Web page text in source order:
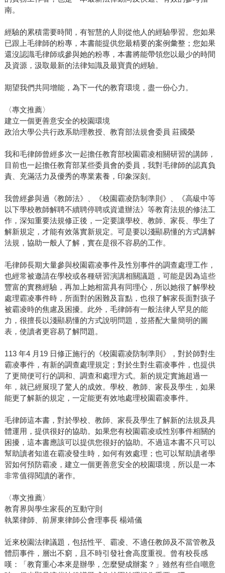
南。
經驗的累積需要時間，有智慧的人則從他人的經驗學習。您如果
已跟上毛律師的粉專，本書能提供您最精要的案例彙整；您如果
還沒認識毛律師或參與她的粉專，本書將能帶領您以最少的時間
及資源，汲取最新的法律知識及最寶貴的經驗。
期望我們共同增能，為下一代的教育環境，盡一份心力。
〈專文推薦〉
建立一個更善意安全的校園環境
政治大學公共行政系助理教授、教育部法規會委員 莊國榮
我和毛律師曾經多次一起擔任教育部校園霸凌相關研習的講師，
目前也一起擔任教育部某些委員會的委員，我對毛律師的認真負
責、充滿活力及優秀的專業素養，印象深刻。
我曾經參與過《教師法》、《校園霸凌防制準則》、《高級中等
以下學校教師解聘不續聘停聘或資遣辦法》等教育法規的修法工
作，深知重要法規修正後，一定要讓學校、教師、家長、學生了
解新規定，才能有效落實新規定。可是要以淺顯易懂的方式講解
法規，協助一般人了解，實在是很不容易的工作。
毛律師長期大量參與校園霸凌事件及性別事件的調查處理工作，
也經常被邀請在學校或各種研習演講相關議題，可能是因為這些
豐富的實務經驗，再加上她相當具有同理心，所以她很了解學校
處理霸凌事件時，所面對的困難及盲點，也很了解家長面對孩子
被霸凌時的焦慮及困擾。此外，毛律師有一般法律人罕見的能
力，很擅長以淺顯易懂的方式說明問題，並搭配大量簡明的圖
表，使讀者更容易了解問題。
113 年4 月19 日修正施行的《校園霸凌防制準則》，對於師對生
霸凌事件，有新的調查處理規定；對於生對生霸凌事件，也提供
了更簡便可行的調和、調查和處理方式。新的規定實施超過一
年，就已經展現了驚人的成效。學校、教師、家長及學生，如果
能更了解新的規定，一定能更有效地處理校園霸凌事件。
毛律師這本書，對於學校、教師、家長及學生了解新的法規及具
體運用，提供很好的協助。如果您有校園霸凌或性別事件相關的
困擾，這本書應該可以提供您很好的協助。不過這本書不只可以
幫助讀者知道在霸凌發生時，如何有效處理；也可以幫助讀者學
習如何預防霸凌，建立一個更善意安全的校園環境，所以是一本
非常值得閱讀的著作。
〈專文推薦〉
教育界與學生家長的互動守則
執業律師、前屏東律師公會理事長 楊靖儀
近來校園法律議題，包括性平、霸凌、不適任教師及不當管教及
體罰事件，層出不窮，且不時引發社會高度重視。曾有校長感
嘆：「教育重心本來是辦學，怎麼變成辦案？」雖然有些自嘲意